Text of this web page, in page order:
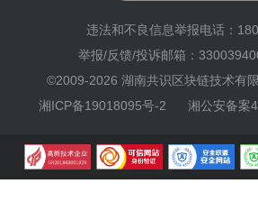
违法和不良信息举报电话：
举报/反馈/投诉邮箱：
©2009-2026 湖南共识区块链技术有
湘ICP备19018095号-2
湘公安备案